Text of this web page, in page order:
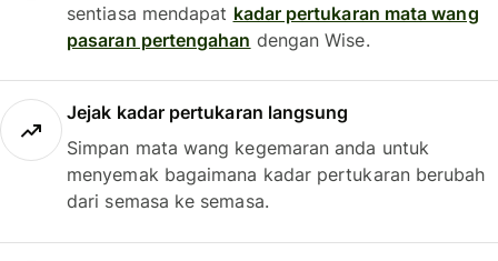
sentiasa mendapat kadar pertukaran mata wang
pasaran pertengahan dengan Wise.
Jejak kadar pertukaran langsung
Simpan mata wang kegemaran anda untuk
menyemak bagaimana kadar pertukaran berubah
dari semasa ke semasa.